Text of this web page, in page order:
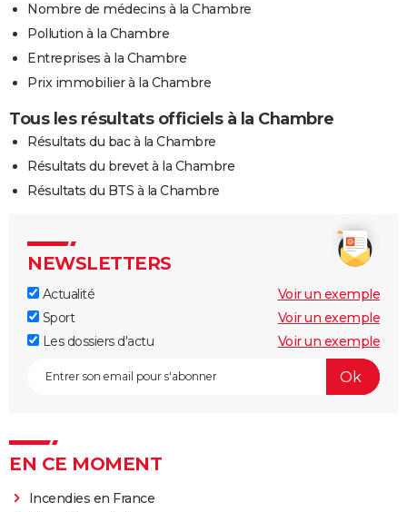
Nombre de médecins à la Chambre
Pollution à la Chambre
Entreprises à la Chambre
Prix immobilier à la Chambre
Tous les résultats officiels à la Chambre
Résultats du bac à la Chambre
Résultats du brevet à la Chambre
Résultats du BTS à la Chambre
NEWSLETTERS
Actualité
Voir un exemple
Sport
Voir un exemple
Les dossiers d'actu
Voir un exemple
EN CE MOMENT
Incendies en France